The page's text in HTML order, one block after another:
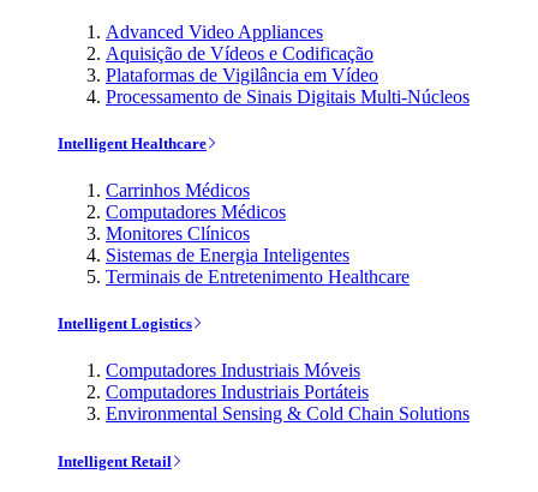
Advanced Video Appliances
Aquisição de Vídeos e Codificação
Plataformas de Vigilância em Vídeo
Processamento de Sinais Digitais Multi-Núcleos
Intelligent Healthcare
Carrinhos Médicos
Computadores Médicos
Monitores Clínicos
Sistemas de Energia Inteligentes
Terminais de Entretenimento Healthcare
Intelligent Logistics
Computadores Industriais Móveis
Computadores Industriais Portáteis
Environmental Sensing & Cold Chain Solutions
Intelligent Retail